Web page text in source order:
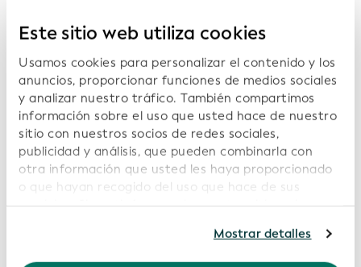
Este sitio web utiliza cookies
Usamos cookies para personalizar el contenido y los
anuncios, proporcionar funciones de medios sociales
y analizar nuestro tráfico. También compartimos
información sobre el uso que usted hace de nuestro
sitio con nuestros socios de redes sociales,
publicidad y análisis, que pueden combinarla con
otra información que usted les haya proporcionado
o que hayan recogido del uso que hace de sus
servicios. Si continúa usando nuestro sitio web,
Política de
privacidad.
Mostrar detalles